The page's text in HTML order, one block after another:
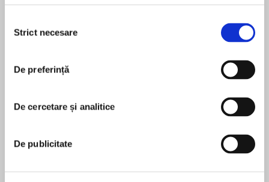
consimțământului
Strict necesare
De preferință
De cercetare și analitice
De publicitate
minister in terms of profile and public
assured personality to captain a team where
failure is never tolerated.
The Captain's Run is a behind the scenes
În acest moment nu există recenzii
Gregor Paul
Gregor Paul is The New Zealand Herald's most
respected rugby columnist and is a regular